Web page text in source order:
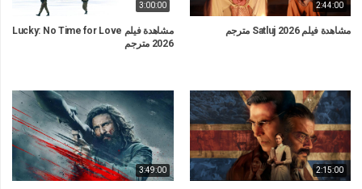
2:44:00
مشاهدة فيلم Satluj 2026 مترجم
3:00:00
مشاهدة فيلم Lucky: No Time for Love
2026 مترجم
2:15:00
3:49:00